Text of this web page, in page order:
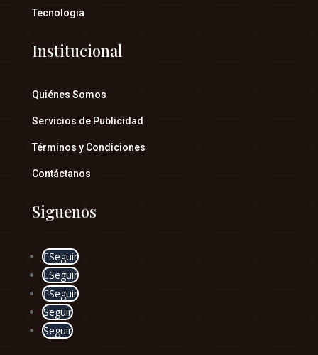
Tecnologia
Institucional
Quiénes Somos
Servicios de Publicidad
Términos y Condiciones
Contáctanos
Siguenos
Seguir
Seguir
Seguir
Seguir
Seguir